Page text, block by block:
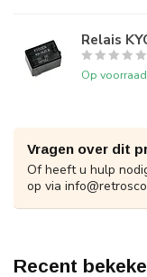
Relais
Op voorraad
Vragen over dit
Of heeft u hulp
op via
Recent